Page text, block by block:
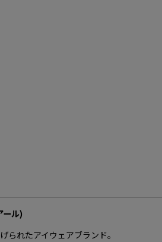
ール)
られたアイウェアブランド。